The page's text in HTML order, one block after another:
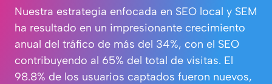
Nuestra estrategia enfocada en SEO local y SEM
ha resultado en un impresionante crecimiento
anual del tráfico de más del 34%, con el SEO
contribuyendo al 65% del total de visitas. El
98.8% de los usuarios captados fueron nuevos,